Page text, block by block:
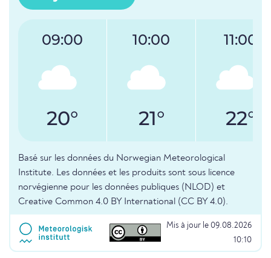
09:00
20°
10:00
21°
11:00
22°
Basé sur les données du Norwegian Meteorological
Institute. Les données et les produits sont sous licence
norvégienne pour les données publiques (NLOD) et
Creative Common 4.0 BY International (CC BY 4.0).
Mis à jour le 09.08.2026
10:10